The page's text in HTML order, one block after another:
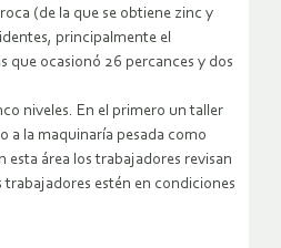
(de la que se obtiene zinc y
principalmente el
que ocasionó 26 percances y dos
niveles. En el primero un taller
a la maquinaría pesada como
esta área los trabajadores revisan
trabajadores estén en condiciones